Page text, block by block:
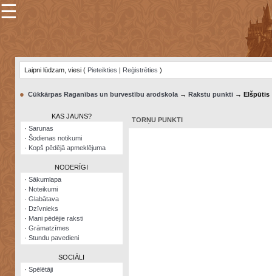
×
Šodienas
notikumi
Visatcera
almanahs
Arhīvs
☰
Laipni lūdzam, viesi ( Pieteikties | Reģistrēties )
● Cūkkārpas Raganības un burvestību arodskola→ Rakstu punkti→ Elšpūtis
KAS JAUNS?
· Sarunas
· Šodienas notikumi
· Kopš pēdējā apmeklējuma
NODERĪGI
· Sākumlapa
· Noteikumi
· Glabātava
· Dzīvnieks
· Mani pēdējie raksti
· Grāmatzīmes
· Stundu pavedieni
SOCIĀLI
· Spēlētāji
TORŅU PUNKTI